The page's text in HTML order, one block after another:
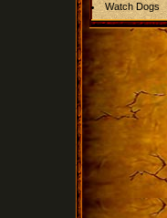
Watch Dogs